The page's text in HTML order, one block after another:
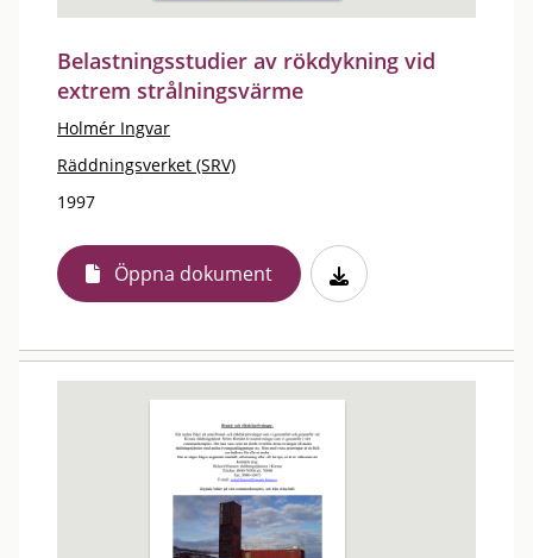
Belastningsstudier av rökdykning vid
extrem strålningsvärme
Holmér Ingvar
Räddningsverket (SRV)
1997
Öppna dokument